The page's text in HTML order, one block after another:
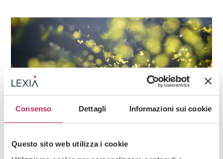
Consenso Dettagli Informazioni sui cookie
Questo sito web utilizza i cookie